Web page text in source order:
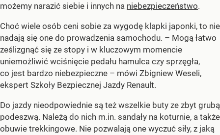
możemy narazić siebie i innych na niebezpieczeństwo.
Choć wiele osób ceni sobie za wygodę klapki japonki, to nie
nadają się one do prowadzenia samochodu. – Mogą łatwo
ześlizgnąć się ze stopy i w kluczowym momencie
uniemożliwić wciśnięcie pedału hamulca czy sprzęgła,
co jest bardzo niebezpieczne – mówi Zbigniew Weseli,
ekspert Szkoły Bezpiecznej Jazdy Renault.
Do jazdy nieodpowiednie są też wszelkie buty ze zbyt grubą
podeszwą. Należą do nich m.in. sandały na koturnie, a także
obuwie trekkingowe. Nie pozwalają one wyczuć siły, z jaką